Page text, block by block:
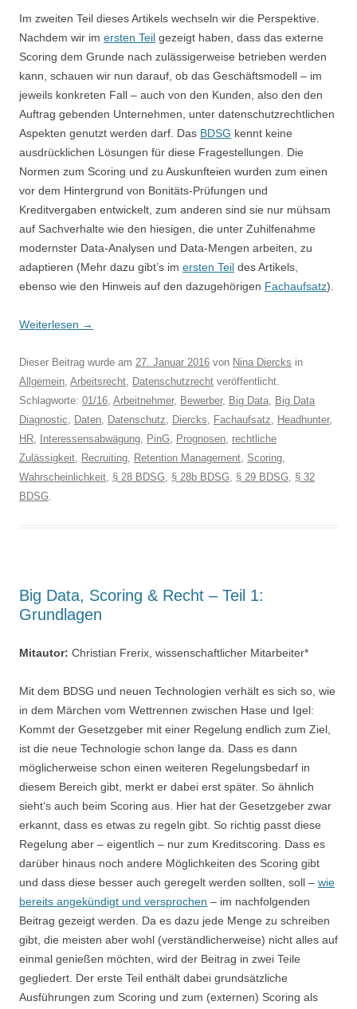
Im zweiten Teil dieses Artikels wechseln wir die Perspektive.
Nachdem wir im ersten Teil gezeigt haben, dass das externe
Scoring dem Grunde nach zulässigerweise betrieben werden
kann, schauen wir nun darauf, ob das Geschäftsmodell – im
jeweils konkreten Fall – auch von den Kunden, also den den
Auftrag gebenden Unternehmen, unter datenschutzrechtlichen
Aspekten genutzt werden darf. Das BDSG kennt keine
ausdrücklichen Lösungen für diese Fragestellungen. Die
Normen zum Scoring und zu Auskunfteien wurden zum einen
vor dem Hintergrund von Bonitäts-Prüfungen und
Kreditvergaben entwickelt, zum anderen sind sie nur mühsam
auf Sachverhalte wie den hiesigen, die unter Zuhilfenahme
modernster Data-Analysen und Data-Mengen arbeiten, zu
adaptieren (Mehr dazu gibt’s im ersten Teil des Artikels,
ebenso wie den Hinweis auf den dazugehörigen Fachaufsatz).
Weiterlesen →
Dieser Beitrag wurde am 27. Januar 2016 von Nina Diercks in
Allgemein, Arbeitsrecht, Datenschutzrecht veröffentlicht.
Schlagworte: 01/16, Arbeitnehmer, Bewerber, Big Data, Big Data
Diagnostic, Daten, Datenschutz, Diercks, Fachaufsatz, Headhunter,
HR, Interessensabwägung, PinG, Prognosen, rechtliche
Zulässigkeit, Recruiting, Retention Management, Scoring,
Wahrscheinlichkeit, § 28 BDSG, § 28b BDSG, § 29 BDSG, § 32
BDSG.
Big Data, Scoring & Recht – Teil 1:
Grundlagen
Mitautor: Christian Frerix, wissenschaftlicher Mitarbeiter*
Mit dem BDSG und neuen Technologien verhält es sich so, wie
in dem Märchen vom Wettrennen zwischen Hase und Igel:
Kommt der Gesetzgeber mit einer Regelung endlich zum Ziel,
ist die neue Technologie schon lange da. Dass es dann
möglicherweise schon einen weiteren Regelungsbedarf in
diesem Bereich gibt, merkt er dabei erst später. So ähnlich
sieht‘s auch beim Scoring aus. Hier hat der Gesetzgeber zwar
erkannt, dass es etwas zu regeln gibt. So richtig passt diese
Regelung aber – eigentlich – nur zum Kreditscoring. Dass es
darüber hinaus noch andere Möglichkeiten des Scoring gibt
und dass diese besser auch geregelt werden sollten, soll – wie
bereits angekündigt und versprochen – im nachfolgenden
Beitrag gezeigt werden. Da es dazu jede Menge zu schreiben
gibt, die meisten aber wohl (verständlicherweise) nicht alles auf
einmal genießen möchten, wird der Beitrag in zwei Teile
gegliedert. Der erste Teil enthält dabei grundsätzliche
Ausführungen zum Scoring und zum (externen) Scoring als